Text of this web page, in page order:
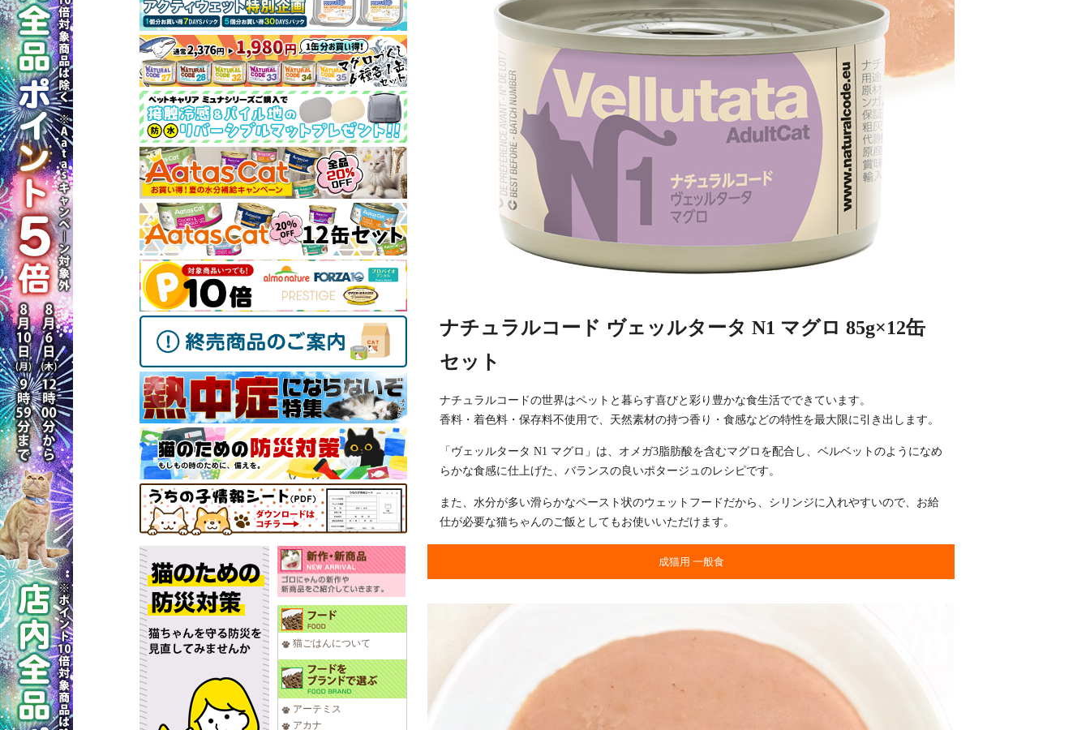
猫ごはんについて
アーテミス
アカナ
ナチュラルコード ヴェッルタータ N1 マグロ 85g×12缶
セット
ナチュラルコードの世界はペットと暮らす喜びと彩り豊かな食生活でできています。
香料・着色料・保存料不使用で、天然素材の持つ香り・食感などの特性を最大限に引き出します。
「ヴェッルタータ N1 マグロ」は、オメガ3脂肪酸を含むマグロを配合し、ベルベットのようになめ
らかな食感に仕上げた、バランスの良いポタージュのレシピです。
また、水分が多い滑らかなペースト状のウェットフードだから、シリンジに入れやすいので、お給
仕が必要な猫ちゃんのご飯としてもお使いいただけます。
成猫用 一般食